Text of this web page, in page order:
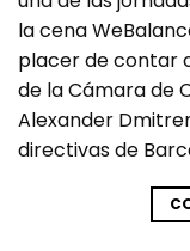
la cena
placer de contar
de la Cámara de
Alexander
directivas de